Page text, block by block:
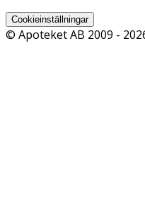
Cookieinställningar
© Apoteket AB 2009 -